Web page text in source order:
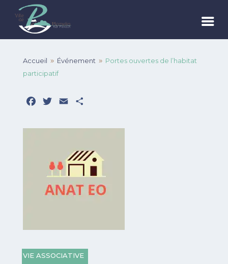
Accueil 9 Événement 9 Portes ouvertes de l’habitat
participatif
Facebook
Twitter
Email
VIE ASSOCIATIVE